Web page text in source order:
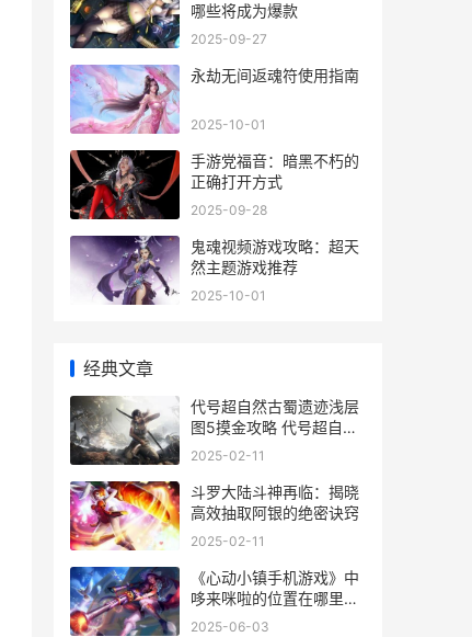
哪些将成为爆款
2025-09-27
永劫无间返魂符使用指南
2025-10-01
手游党福音：暗黑不朽的
正确打开方式
2025-09-28
鬼魂视频游戏攻略：超天
然主题游戏推荐
2025-10-01
经典文章
代号超自然古蜀遗迹浅层
图5摸金攻略 代号超自然
古蜀遗迹什么东西是一万
2025-02-11
斗罗大陆斗神再临：揭晓
高效抽取阿银的绝密诀窍
2025-02-11
《心动小镇手机游戏》中
哆来咪啦的位置在哪里里
下载心动小镇
2025-06-03